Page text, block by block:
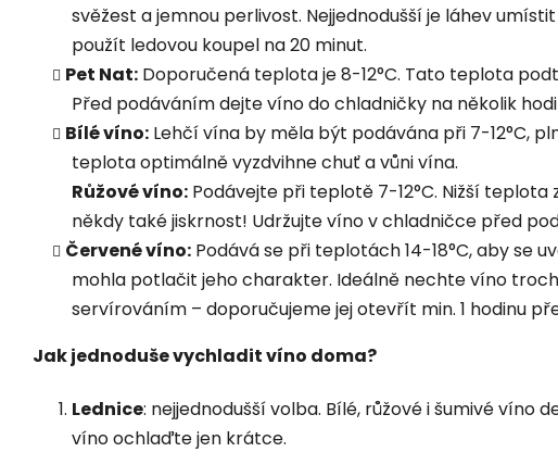
svěžest a jemnou perlivost. Nejjednodušší je láhev
použít ledovou koupel na 20 minut.
Pet Nat: Doporučená teplota je 8-12°C. Tato teplota
Před podáváním dejte víno do chladničky na několik
Bílé víno: Lehčí vína by měla být podávána při 7-12°C,
teplota optimálně vyzdvihne chuť a vůni vína.
Růžové víno: Podávejte při teplotě 7-12°C. Nižší
někdy také jiskrnost! Udržujte víno v chladničce před
Červené víno: Podává se při teplotách 14-18°C, aby se
mohla potlačit jeho charakter. Ideálně nechte víno
servírováním – doporučujeme jej otevřít min. 1 hodinu
Jak jednoduše vychladit víno doma?
Lednice: nejjednodušší volba. Bílé, růžové i šumivé víno
víno ochlaďte jen krátce.